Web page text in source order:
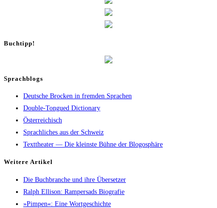
Buch­tipp!
Sprachblogs
Deutsche Brocken in fremden Sprachen
Double-Tongued Dictionary
Österreichisch
Sprachliches aus der Schweiz
Texttheater — Die kleinste Bühne der Blogosphäre
Wei­te­re Artikel
Die Buch­bran­che und ihre Übersetzer
Ralph Elli­son: Ram­pers­ads Biografie
»Pim­pen«: Eine Wortgeschichte